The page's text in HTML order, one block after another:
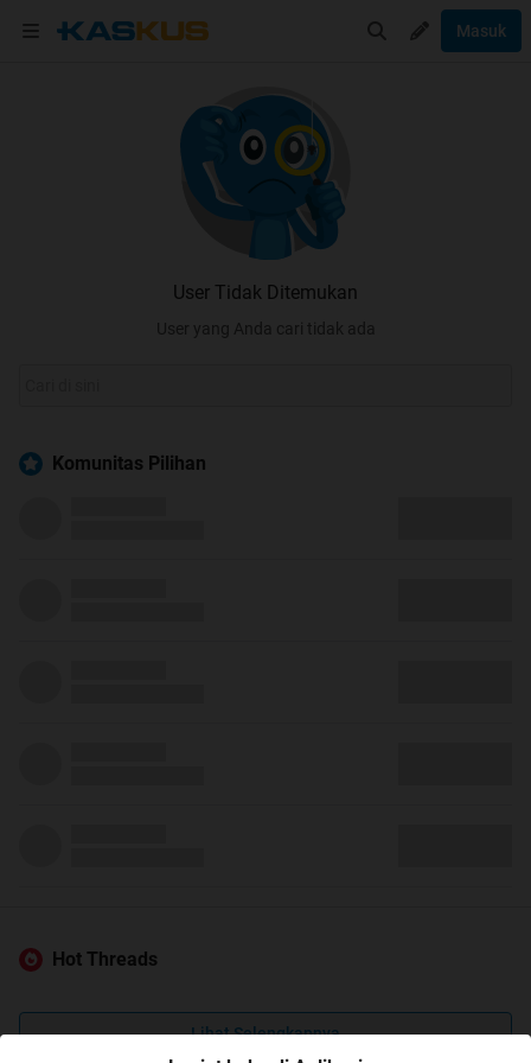
Masuk
User Tidak Ditemukan
User yang Anda cari tidak ada
Komunitas Pilihan
Hot Threads
Lihat Selengkapnya